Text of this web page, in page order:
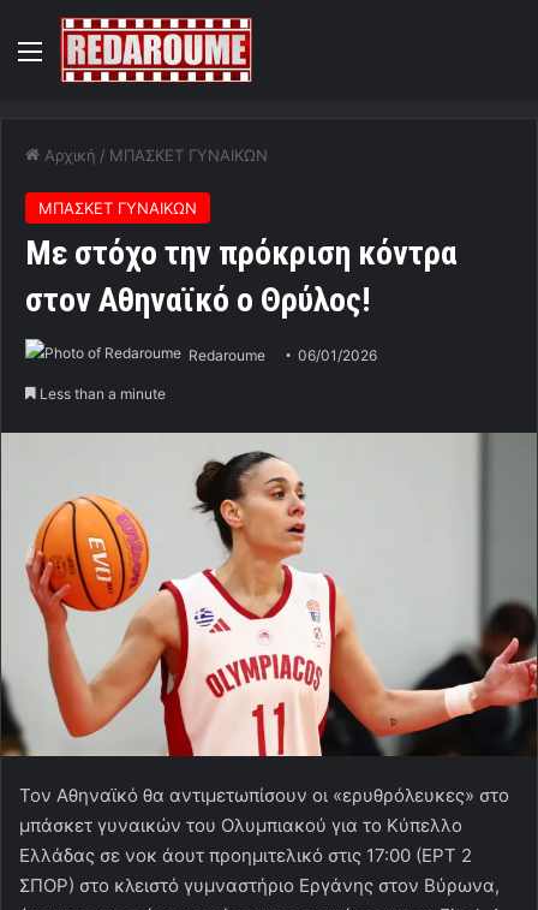
Menu
Αρχική / ΜΠΑΣΚΕΤ ΓΥΝΑΙΚΩΝ
ΜΠΑΣΚΕΤ ΓΥΝΑΙΚΩΝ
Με στόχο την πρόκριση κόντρα
στον Αθηναϊκό ο Θρύλος!
Redaroume 06/01/2026
Less than a minute
Τον Αθηναϊκό θα αντιμετωπίσουν οι «ερυθρόλευκες» στο
μπάσκετ γυναικών του Ολυμπιακού για το Κύπελλο
Ελλάδας σε νοκ άουτ προημιτελικό στις 17:00 (ΕΡΤ 2
ΣΠΟΡ) στο κλειστό γυμναστήριο Εργάνης στον Βύρωνα,